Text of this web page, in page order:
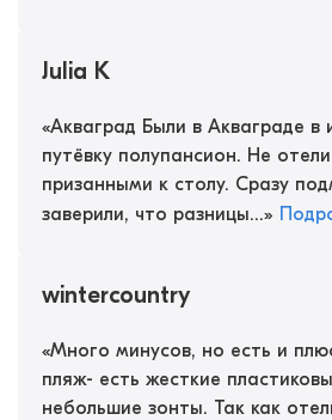
Julia K
«Акваград Были в Акваграде в
путёвку полупансион. Не
призанными к столу. Сразу
заверили, что разницы...»
wintercountry
«Много минусов, но есть и
пляж- есть жесткие
небольшие зонты. Так как